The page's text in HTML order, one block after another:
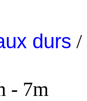
durs /
- 7m